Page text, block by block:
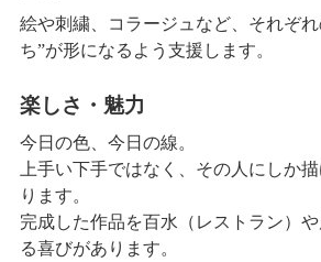
絵や刺繍、コラージュなど、それぞ
ち”が形になるよう支援します。
楽しさ・魅力
今日の色、今日の線。
上手い下手ではなく、その人にしか
ります。
完成した作品を百水（レストラン）
る喜びがあります。